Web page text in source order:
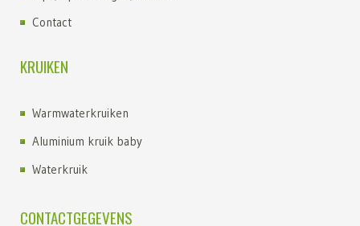
Contact
KRUIKEN
Warmwaterkruiken
Aluminium kruik baby
Waterkruik
CONTACTGEGEVENS